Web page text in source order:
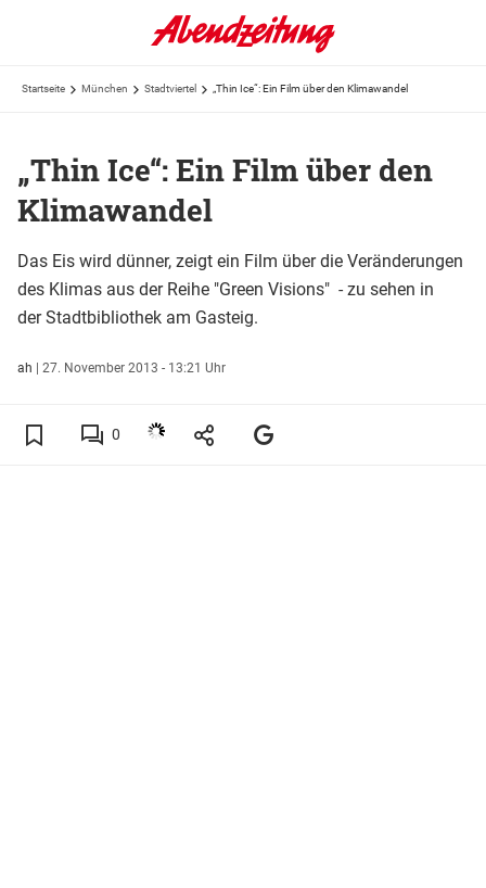
Startseite München Stadtviertel „Thin Ice“: Ein Film über den Klimawandel
„Thin Ice“: Ein Film über den
Klimawandel
Das Eis wird dünner, zeigt ein Film über die Veränderungen
des Klimas aus der Reihe "Green Visions" - zu sehen in
der Stadtbibliothek am Gasteig.
ah | 27. November 2013 - 13:21 Uhr
0